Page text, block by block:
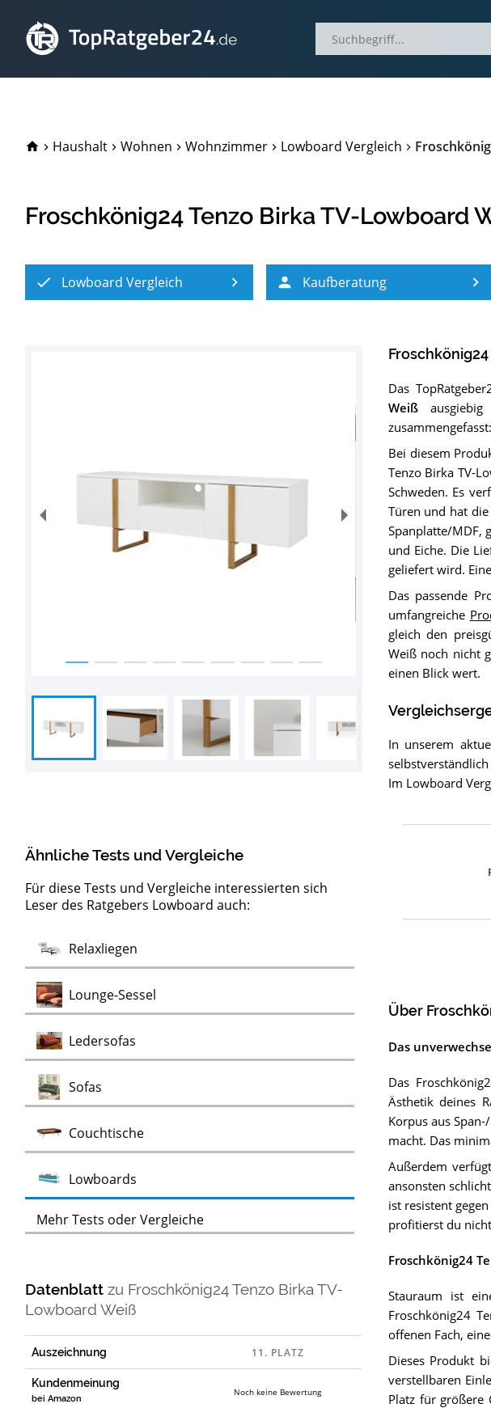
TopRatgeber24.de
Haushalt Wohnen Wohnzimmer Lowboard Vergleich
Froschkönig24 Tenzo Birka TV-Lowboard
Lowboard Vergleich Kaufberatung
Ähnliche Tests und Vergleiche
Für diese Tests und Vergleiche interessierten sich
Leser des Ratgebers Lowboard auch:
Relaxliegen
Lounge-Sessel
Ledersofas
Sofas
CouchtischeTest
Lowboards
SideboardsTest
Kommoden
Barock
KommodenTest
ClubsesselTest
MöbelklassikerTest
SchaukelstühleTest
VitrinenTest
Wohnwände
ChaiselonguesTest
Vintage SesselTest
Mehr Tests oder Vergleiche
Datenblattzu Froschkönig24 Tenzo Birka TV-
Lowboard Weiß
Auszeichnung
Kundenmeinung
bei Amazon
Noch keine Bewertung
Das
Weißausgiebig
zusammengefasst:
Bei diesem
Tenzo Birka TV-
Schweden. Es
Türen und hat
Spanplatte/MDF,
und Eiche. Die
geliefert wird.
Das passende
umfangreiche
gleich den
Weiß noch nicht
einen Blick wert.
In unserem
Im Lowboard
Über
Das
Das
Ästhetik deines
Korpus aus
macht. Das
Außerdem
ansonsten
ist resistent
profitierst du
Froschkönig24
Stauraum ist
Froschkönig24
offenen Fach,
Dieses Produkt
verstellbaren
Platz für größere